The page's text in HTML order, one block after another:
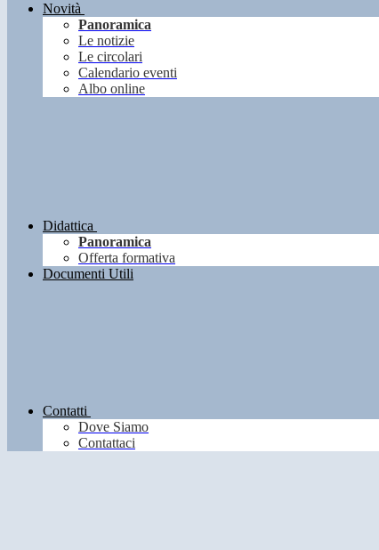
Novità
Panoramica
Le notizie
Le circolari
Calendario eventi
Albo online
Didattica
Panoramica
Offerta formativa
Documenti Utili
Contatti
Dove Siamo
Contattaci